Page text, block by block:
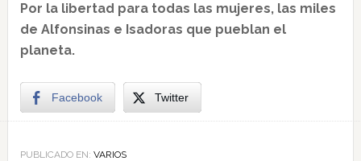
Por la libertad para todas las mujeres, las miles
de Alfonsinas e Isadoras que pueblan el
planeta.
Facebook Twitter
PUBLICADO EN: VARIOS